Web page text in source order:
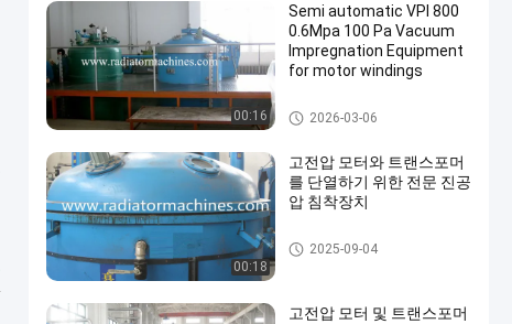
00:16
Semi automatic VPI 800
0.6Mpa 100 Pa Vacuum
Impregnation Equipment
for motor windings
진공 압력 임신 장비
2026-03-06
00:18
고전압 모터와 트랜스포머
를 단열하기 위한 전문 진공
압 침착장치
진공 압력 임신 장비
2025-09-04
고전압 모터 및 트랜스포머